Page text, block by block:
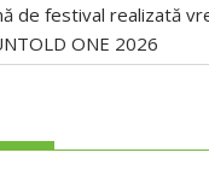
de festival realizată
ONE 2026